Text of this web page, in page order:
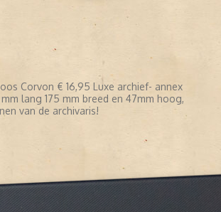
Corvon € 16,95 Luxe archief- annex
lang 175 mm breed en 47mm hoog,
van de archivaris!